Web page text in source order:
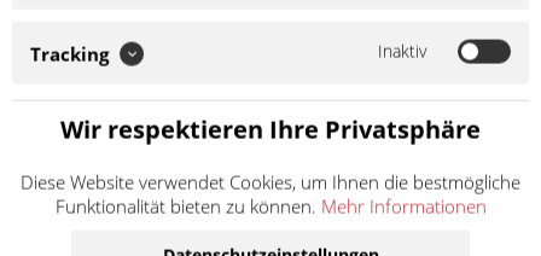
Soweit nicht anders angegeben: Bei der angebotenen Ware
Weiter lesen >
13,90 € *
Inhalt:1
Tracking Inaktiv
Wir respektieren Ihre Privatsphäre
Diese Website verwendet Cookies, um Ihnen die bestmögliche
Funktionalität bieten zu können. Mehr Informationen